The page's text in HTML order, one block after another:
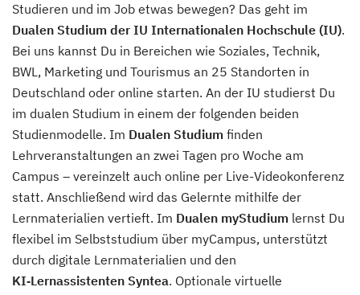
Studieren und im Job etwas bewegen? Das geht im
Dualen Studium der IU Internationalen Hochschule (IU).
Bei uns kannst Du in Bereichen wie Soziales, Technik,
BWL, Marketing und Tourismus an 25 Standorten in
Deutschland oder online starten. An der IU studierst Du
im dualen Studium in einem der folgenden beiden
Studienmodelle. Im Dualen Studium finden
Lehrveranstaltungen an zwei Tagen pro Woche am
Campus – vereinzelt auch online per Live-Videokonferenz
statt. Anschließend wird das Gelernte mithilfe der
Lernmaterialien vertieft. Im Dualen myStudium lernst Du
flexibel im Selbststudium über myCampus, unterstützt
durch digitale Lernmaterialien und den
KI‑Lernassistenten Syntea. Optionale virtuelle